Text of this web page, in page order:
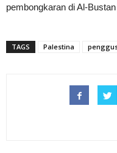
pembongkaran di Al-
TAGS Palestina